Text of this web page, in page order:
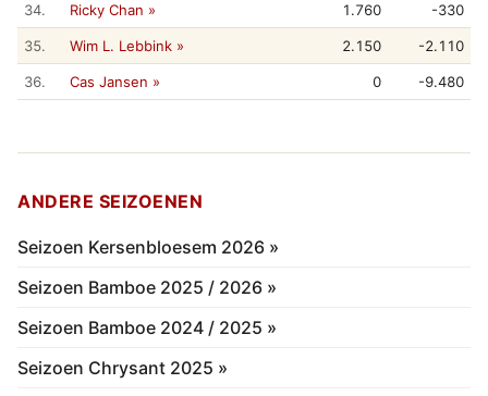
34. Ricky Chan » 1.760 -330
35. Wim L. Lebbink » 2.150 -2.110
36. Cas Jansen » 0 -9.480
ANDERE SEIZOENEN
Seizoen Kersenbloesem 2026 »
Seizoen Bamboe 2025 / 2026 »
Seizoen Bamboe 2024 / 2025 »
Seizoen Chrysant 2025 »